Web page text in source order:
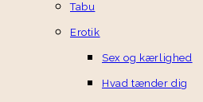
Tabu
Erotik
Sex og kærlighed
Hvad tænder dig